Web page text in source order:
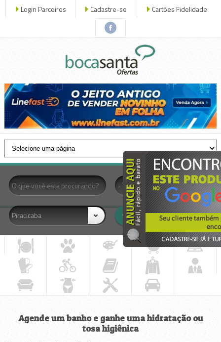
Login Parceiros Cadastre-se Cartões Fidelidade
- Todas as Categorias -
Piracicaba
Agende um banho e ganhe uma hidratação ou
tosa higiênica